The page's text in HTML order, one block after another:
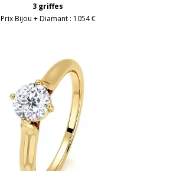
3 griffes
Prix Bijou + Diamant : 1054 €